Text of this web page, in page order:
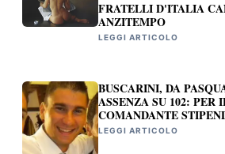
FRATELLI D'ITALIA
ANZITEMPO
LEGGI ARTICOLO
BUSCARINI, DA
ASSENZA SU 102: PER
COMANDANTE
LEGGI ARTICOLO